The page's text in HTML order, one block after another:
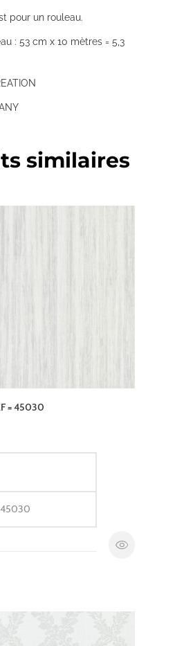
pour un rouleau.
: 53 cm x 10 mètres = 5,3
similaires
= 45030
45030